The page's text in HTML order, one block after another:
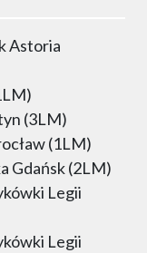
Astoria
(3LM)
(1LM)
Gdańsk (2LM)
Legii
Legii